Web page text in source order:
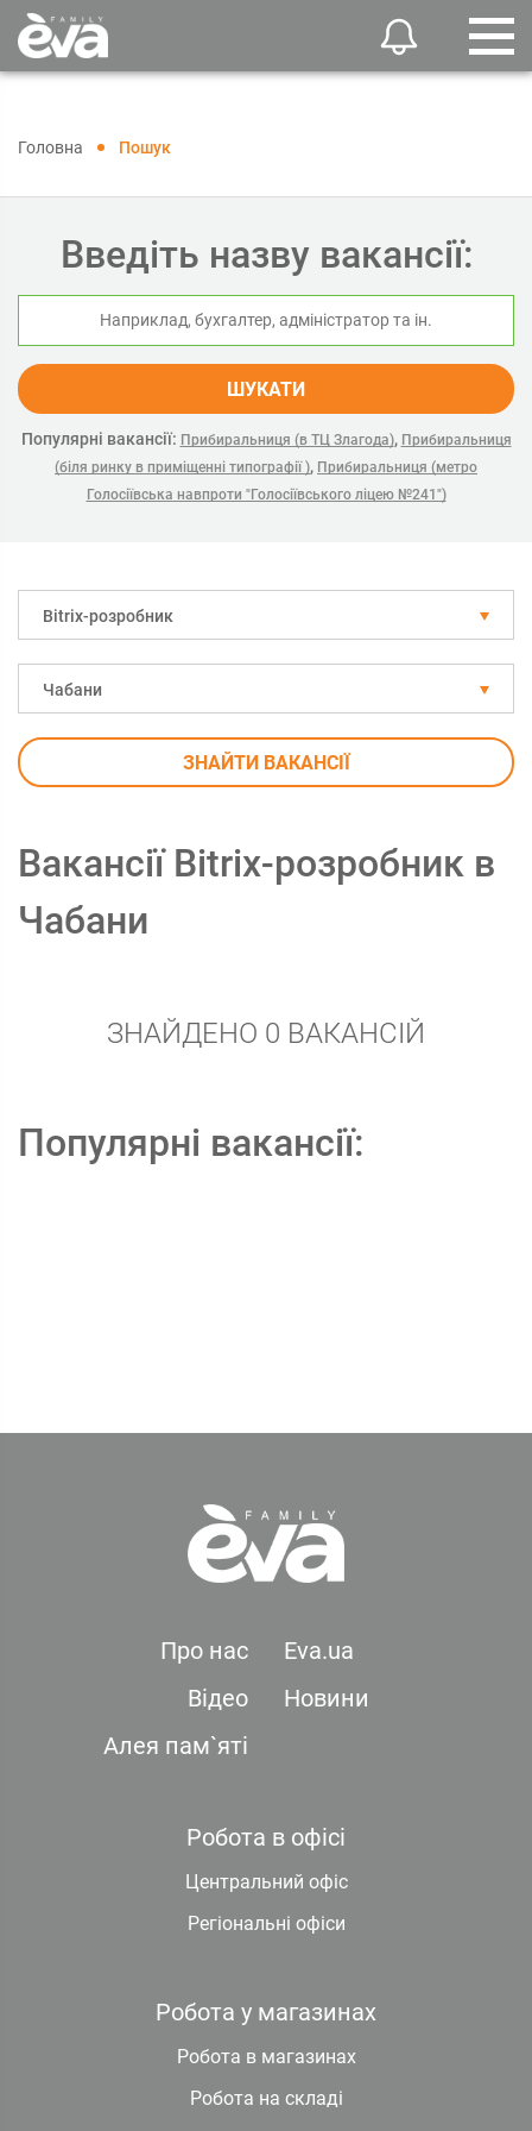
Головна Пошук
Введіть назву вакансії:
ШУКАТИ
Популярні вакансії: Прибиральниця (в ТЦ Злагода), Прибиральниця
(біля ринку в приміщенні типографії ), Прибиральниця (метро
Голосіївська навпроти "Голосіївського ліцею №241")
Bitrix-розробник
Чабани
ЗНАЙТИ ВАКАНСІЇ
Вакансії Bitrix-розробник в
Чабани
ЗНАЙДЕНО 0 ВАКАНСІЙ
Популярні вакансії:
Про нас
Eva.ua
Відео
Новини
Алея пам`яті
Робота в офісі
Центральний офіс
Регіональні офіси
Робота у магазинах
Робота в магазинах
Робота на складі